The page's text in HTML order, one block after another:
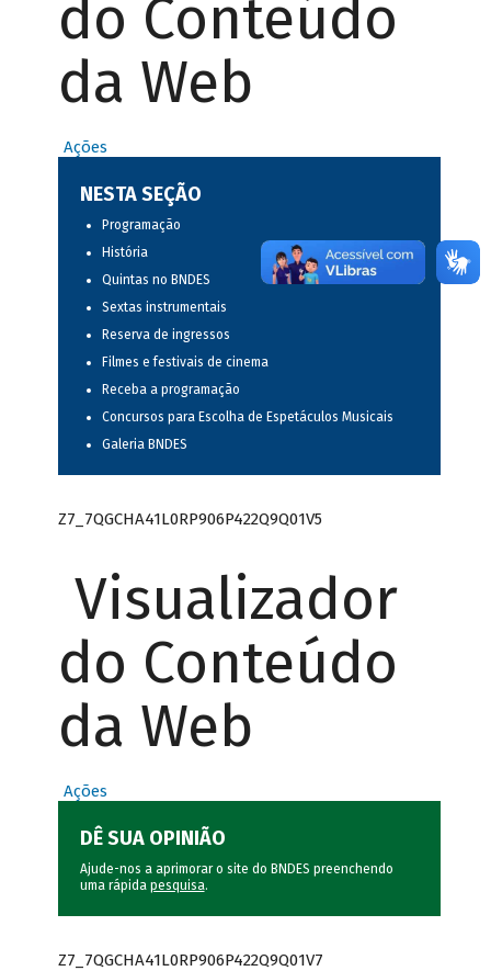
do Conteúdo
da Web
Ações
NESTA SEÇÃO
Programação
História
Quintas no BNDES
Sextas instrumentais
Reserva de ingressos
Filmes e festivais de cinema
Receba a programação
Concursos para Escolha de Espetáculos Musicais
Galeria BNDES
Z7_7QGCHA41L0RP906P422Q9Q01V5
Visualizador
do Conteúdo
da Web
Ações
DÊ SUA OPINIÃO
Ajude-nos a aprimorar o site do BNDES preenchendo
uma rápida pesquisa.
Z7_7QGCHA41L0RP906P422Q9Q01V7